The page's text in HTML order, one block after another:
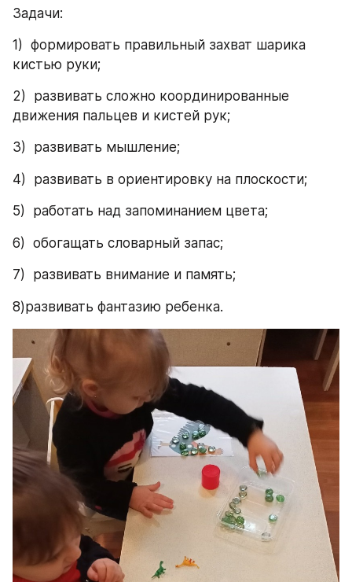
Задачи:
1)  формировать правильный захват шарика
кистью руки;
2)  развивать сложно координированные
движения пальцев и кистей рук;
3)  развивать мышление;
4)  развивать в ориентировку на плоскости;
5)  работать над запоминанием цвета;
6)  обогащать словарный запас;
7)  развивать внимание и память;
8)развивать фантазию ребенка.